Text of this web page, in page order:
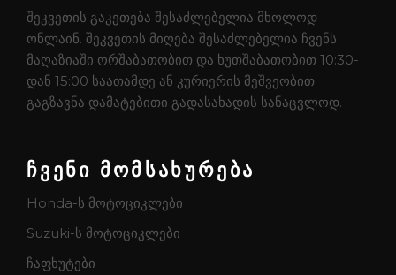
შეკვეთის გაკეთება შესაძლებელია მხოლოდ
ონლაინ. შეკვეთის მიღება შესაძლებელია ჩვენს
მაღაზიაში ორშაბათობით და ხუთშაბათობით 10:30-
დან 15:00 საათამდე ან კურიერის მეშვეობით
გაგზავნა დამატებითი გადასახადის სანაცვლოდ.
ჩვენი მომსახურება
Honda-ს მოტოციკლები
Suzuki-ს მოტოციკლები
ჩაფხუტები